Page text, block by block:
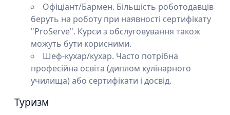
Офіціант/Бармен. Більшість роботодавців
беруть на роботу при наявності сертифікату
"ProServe". Курси з обслуговування також
можуть бути корисними.
Шеф-кухар/кухар. Часто потрібна
професійна освіта (диплом кулінарного
училища) або сертифікати і досвід.
Туризм